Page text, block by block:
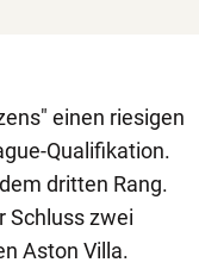
einen riesigen
Qualifikation.
dritten Rang.
Schluss zwei
Aston Villa.